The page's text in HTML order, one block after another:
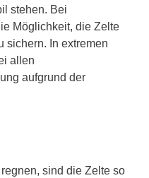
stehen. Bei
Möglichkeit, die Zelte
sichern. In extremen
allen
aufgrund der
sind die Zelte so